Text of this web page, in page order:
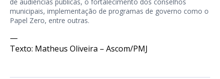
municipais, implementação de programas de governo como o
Papel Zero, entre outras.
—
Texto: Matheus Oliveira – Ascom/PMJ